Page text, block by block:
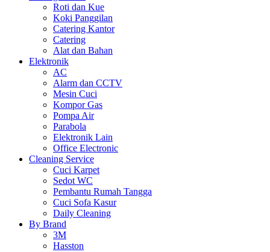
Roti dan Kue
Koki Panggilan
Catering Kantor
Catering
Alat dan Bahan
Elektronik
AC
Alarm dan CCTV
Mesin Cuci
Kompor Gas
Pompa Air
Parabola
Elektronik Lain
Office Electronic
Cleaning Service
Cuci Karpet
Sedot WC
Pembantu Rumah Tangga
Cuci Sofa Kasur
Daily Cleaning
By Brand
3M
Hasston